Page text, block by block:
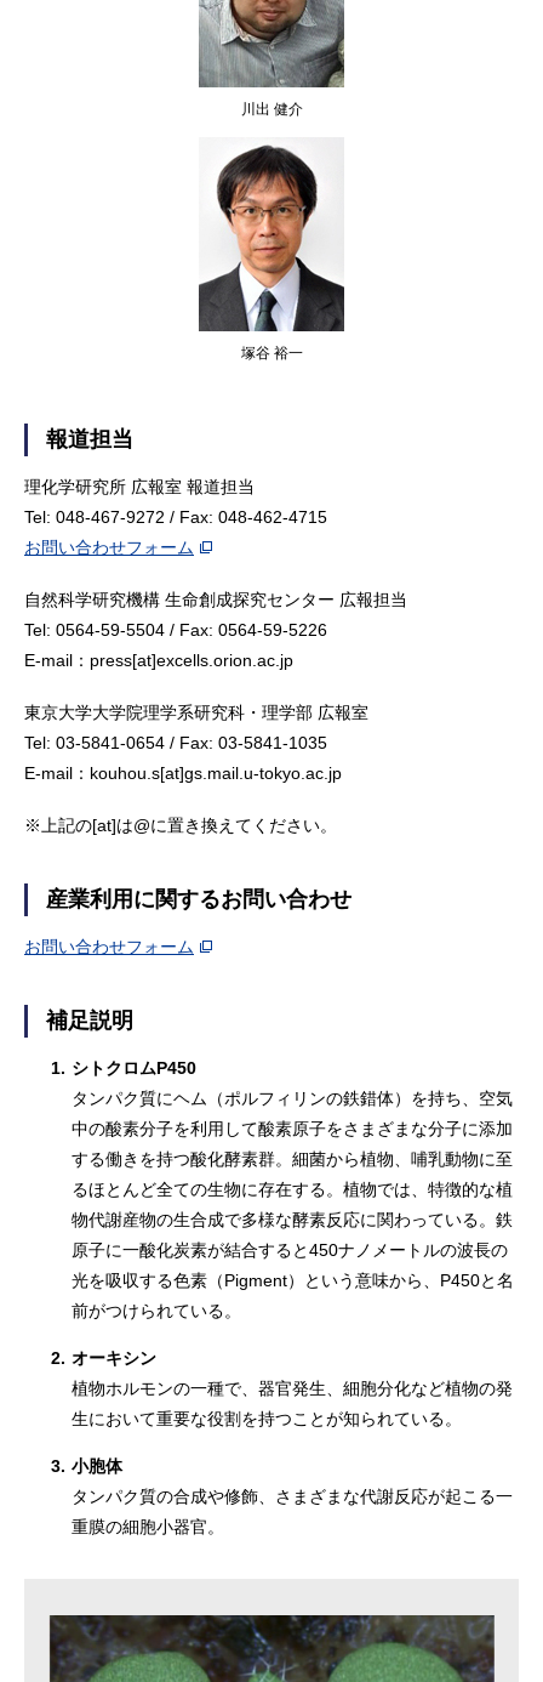
川出 健介
塚谷 裕一
報道担当
理化学研究所 広報室 報道担当
Tel: 048-467-9272 / Fax: 048-462-4715
お問い合わせフォーム
自然科学研究機構 生命創成探究センター 広報担当
Tel: 0564-59-5504 / Fax: 0564-59-5226
E-mail：press[at]excells.orion.ac.jp
東京大学大学院理学系研究科・理学部 広報室
Tel: 03-5841-0654 / Fax: 03-5841-1035
E-mail：kouhou.s[at]gs.mail.u-tokyo.ac.jp
※上記の[at]は@に置き換えてください。
産業利用に関するお問い合わせ
お問い合わせフォーム
補足説明
1. シトクロムP450
タンパク質にヘム（ポルフィリンの鉄錯体）を持ち、空気
中の酸素分子を利用して酸素原子をさまざまな分子に添加
する働きを持つ酸化酵素群。細菌から植物、哺乳動物に至
るほとんど全ての生物に存在する。植物では、特徴的な植
物代謝産物の生合成で多様な酵素反応に関わっている。鉄
原子に一酸化炭素が結合すると450ナノメートルの波長の
光を吸収する色素（Pigment）という意味から、P450と名
前がつけられている。
2. オーキシン
植物ホルモンの一種で、器官発生、細胞分化など植物の発
生において重要な役割を持つことが知られている。
3. 小胞体
タンパク質の合成や修飾、さまざまな代謝反応が起こる一
重膜の細胞小器官。